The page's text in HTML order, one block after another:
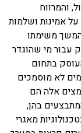
והמרווח
אמינות ושלמות
המשך משימתו
עבור מי שהוגדר
בתחום
לא מוסמכים
אלה הם
בהן,
מאגרי